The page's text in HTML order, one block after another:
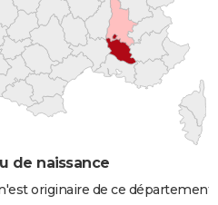
de naissance
originaire de ce département